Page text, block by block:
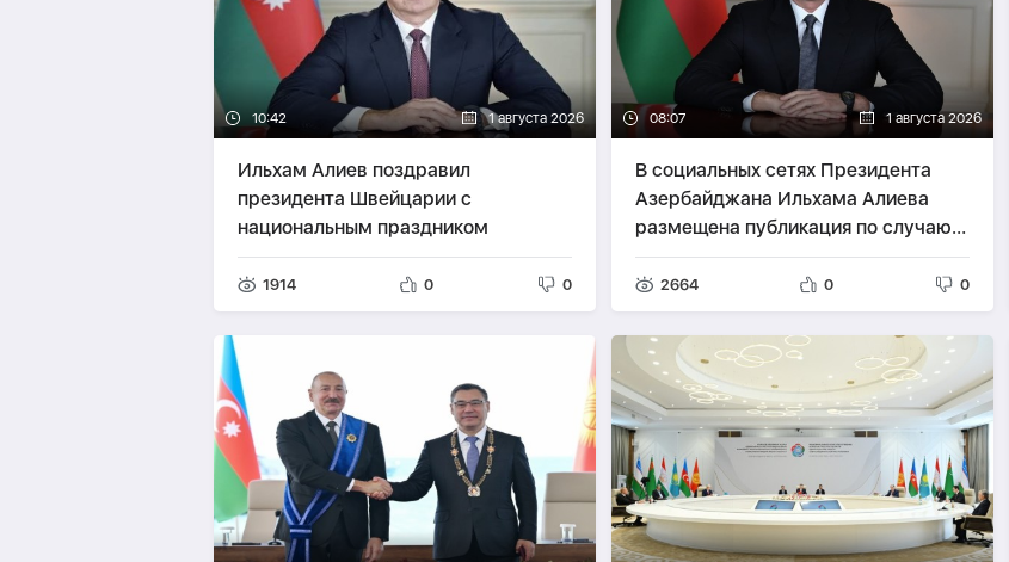
10:42 1 августа 2026
Ильхам Алиев поздравил
президента Швейцарии с
национальным праздником
1914 0 0
08:07 1 августа 2026
В социальных сетях Президента
Азербайджана Ильхама Алиева
размещена публикация по случаю 1
августа —Дня азербайджанского
алфавита и азербайджанского
языка
2664 0 0